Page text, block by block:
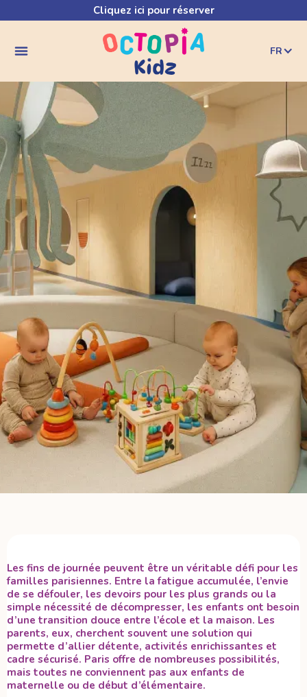
Cliquez ici pour réserver
FR
Les fins de journée peuvent être un véritable défi pour les
familles parisiennes. Entre la fatigue accumulée, l’envie
de se défouler, les devoirs pour les plus grands ou la
simple nécessité de décompresser, les enfants ont besoin
d’une transition douce entre l’école et la maison. Les
parents, eux, cherchent souvent une solution qui
permette d’allier détente, activités enrichissantes et
cadre sécurisé. Paris offre de nombreuses possibilités,
mais toutes ne conviennent pas aux enfants de
maternelle ou de début d’élémentaire.